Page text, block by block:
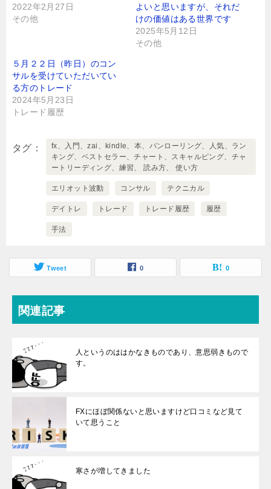
2022年2月27日
その他
よいと思いますが、それだ
けの価値はある世界です
2025年5月12日
その他
５月２２日（昨日）のコン
サルを受けていただいてい
る方のトレード
2024年5月23日
トレード履歴
タグ
fx、入門、zai、kindle、本、パンローリング、人気、ラン
キング、ベストセラー、チャート、スキャルピング、チャ
ートリーディング、練習、 読み方、 使い方
エリオット波動 コンサル テクニカル
デイトレ トレード トレード履歴 履歴
手法
Tweet 0 0
関連記事
人というのははかなきものであり、意思弱きもので
す。
FXにほぼ関係ないと思いますけど口コミなど見て
いて思うこと
寒さが増してきました